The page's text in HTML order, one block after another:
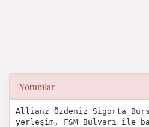
Yorumlar
Allianz Özdeniz Sigorta
yerleşim, FSM Bulvarı ile